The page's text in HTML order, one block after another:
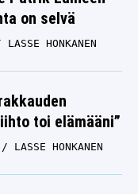
on selvä
LASSE HONKANEN
toi elämääni”
LASSE HONKANEN